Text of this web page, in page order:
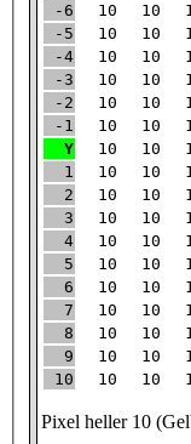
-6
10 10
-5
10 10
-4
10 10
-3
10 10
-2
10 10
-1
10 10
Y
10 10
1
10 10
2
10 10
3
10 10
4
10 10
5
10 10
6
10 10
7
10 10
8
10 10
9
10 10
10
10 10
Pixel heller 10